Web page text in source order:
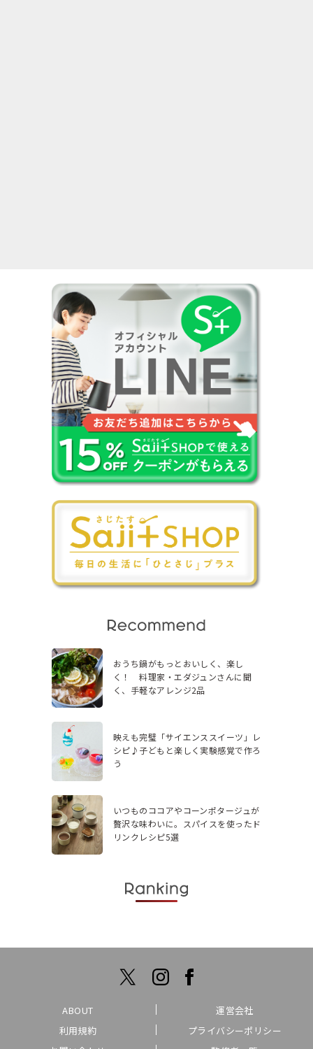
おうち鍋がもっとおいしく、楽し
く！ 料理家・エダジュンさんに聞
く、手軽なアレンジ2品
映えも完璧「サイエンススイーツ」レ
シピ♪子どもと楽しく実験感覚で作ろ
う
いつものココアやコーンポタージュが
贅沢な味わいに。スパイスを使ったド
リンクレシピ5選
ABOUT
運営会社
利用規約
プライバシーポリシー